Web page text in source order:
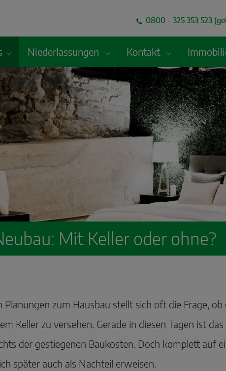
0800 - 325 353 523
Niederlassungen Kontakt
Mit Keller oder ohne?
Planungen zum Hausbau stellt sich oft die Frage,
Keller zu versehen. Gerade in diesen Tagen ist
der gestiegenen Baukosten. Doch komplett auf
später auch als Nachteil erweisen.